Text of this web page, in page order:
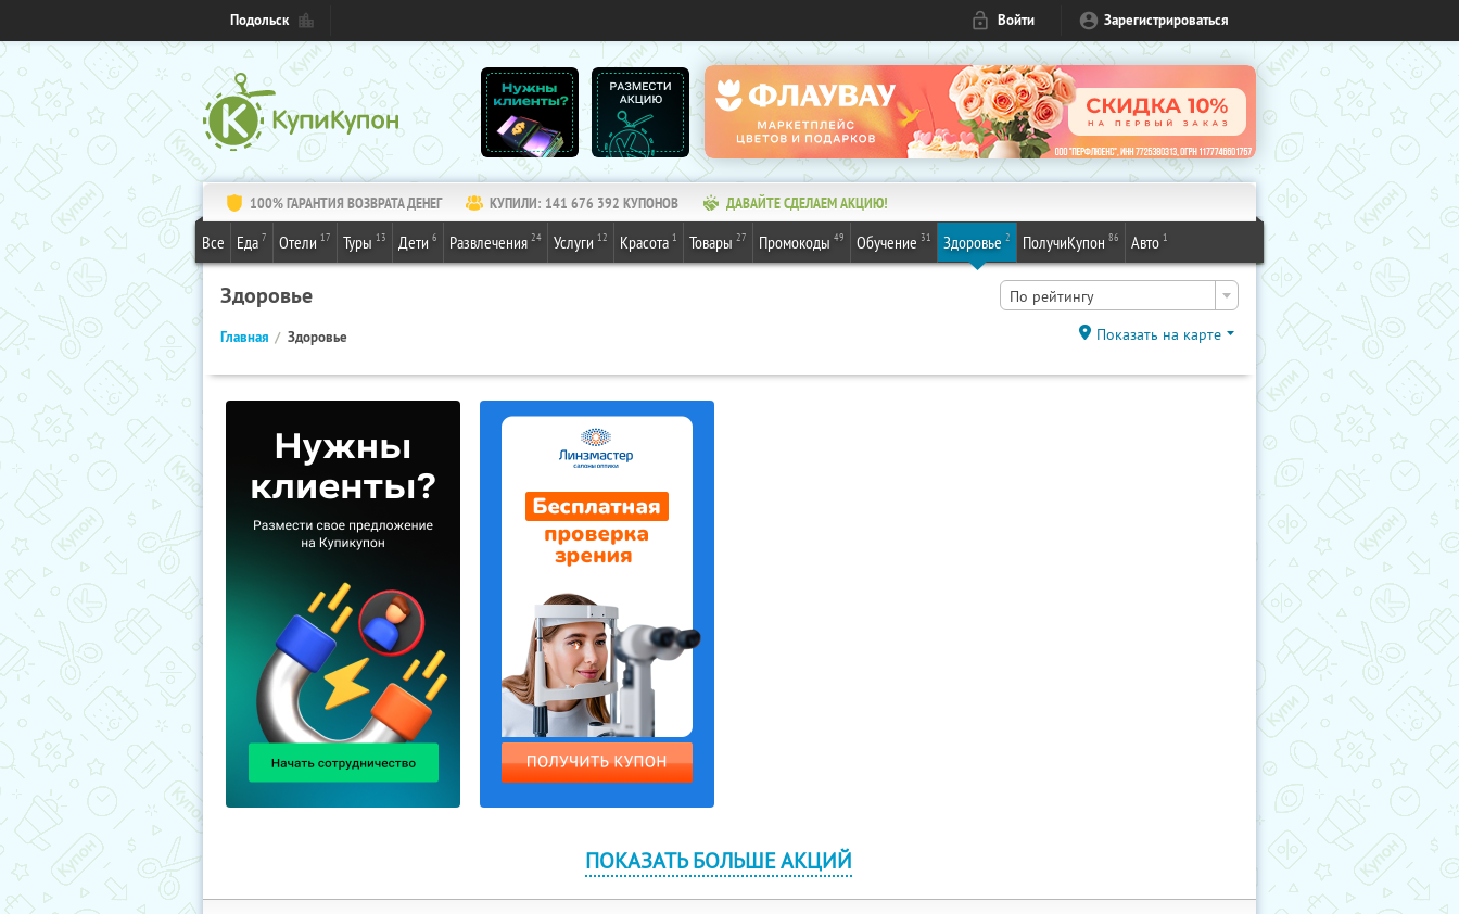
Подольск Войти Зарегистрироваться
100% ГАРАНТИЯ ВОЗВРАТА ДЕНЕГ КУПИЛИ: 141 676 392 КУПОНОВ ДАВАЙТЕ СДЕЛАЕМ АКЦИЮ!
Все Еда 7 Отели 17 Туры 13 Дети 6 Развлечения 24 Услуги 12 Красота 1 Товары 27 Промокоды 49 Обучение 31 Здоровье 2 ПолучиКупон 86 Авто 1
Здоровье По рейтингу
Главная Здоровье Показать на карте
ПОКАЗАТЬ БОЛЬШЕ АКЦИЙ